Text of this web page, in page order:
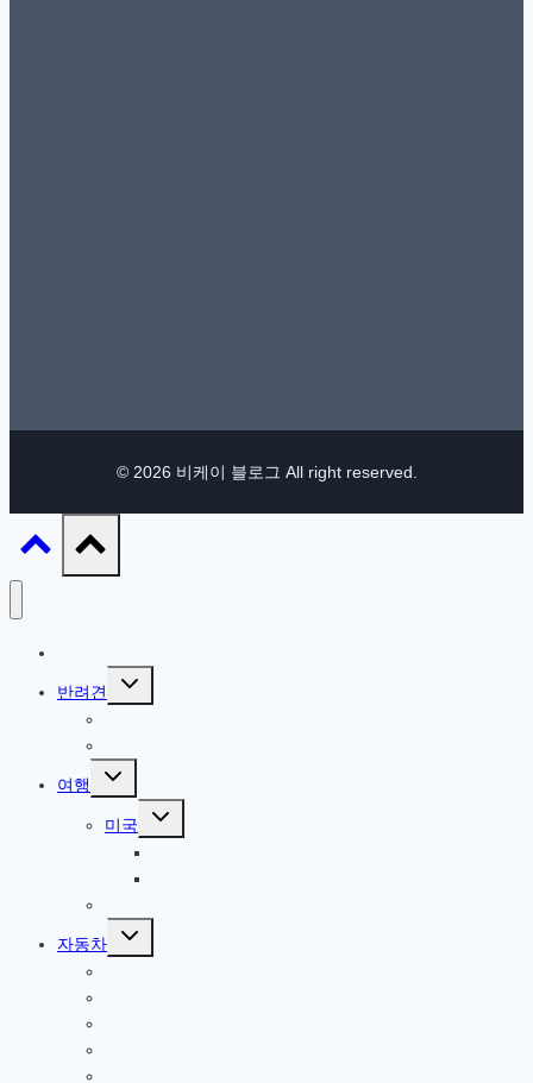
© 2026 비케이 블로그 All right reserved.
반려견
Toggle
child
여행
Toggle
child
미국
Toggle
child
자동차
Toggle
child